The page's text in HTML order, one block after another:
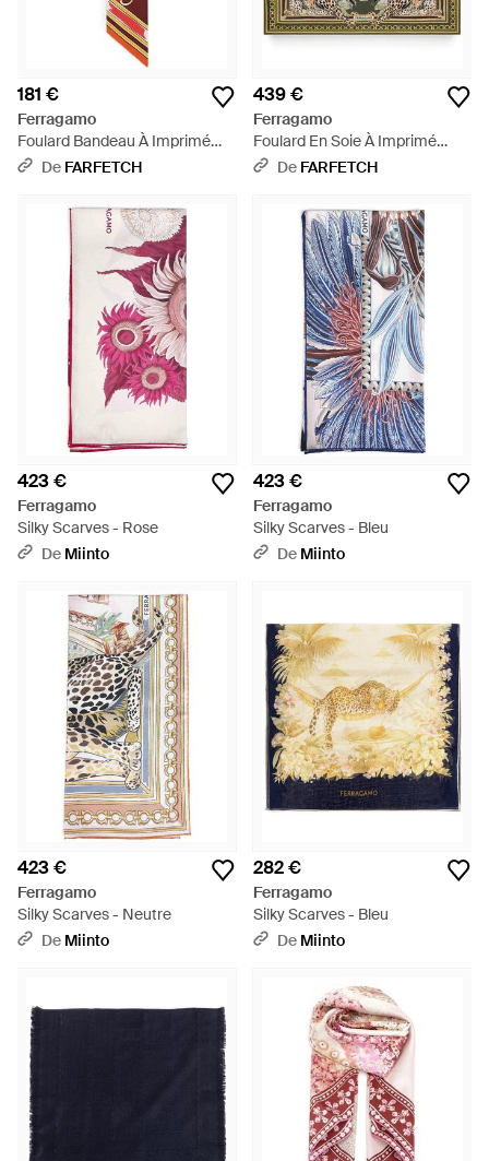
181 €
Ferragamo
Foulard Bandeau À Imprimé
Félin - Rouge
De FARFETCH
439 €
Ferragamo
Foulard En Soie À Imprimé
Félin - Métallisé
De FARFETCH
423 €
Ferragamo
Silky Scarves - Rose
De Miinto
423 €
Ferragamo
Silky Scarves - Bleu
De Miinto
423 €
Ferragamo
Silky Scarves - Neutre
De Miinto
282 €
Ferragamo
Silky Scarves - Bleu
De Miinto